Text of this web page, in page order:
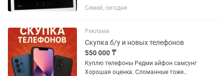
договорная от 10000 и выше.... Технику
старше 15 лет не берем
Семей, сегодня
Реклама
Скупка б/у и новых телефонов
550 000 ₸
Куплю телефоны Редми айфон самсунг
Хорошая оценка. Сломанные тоже